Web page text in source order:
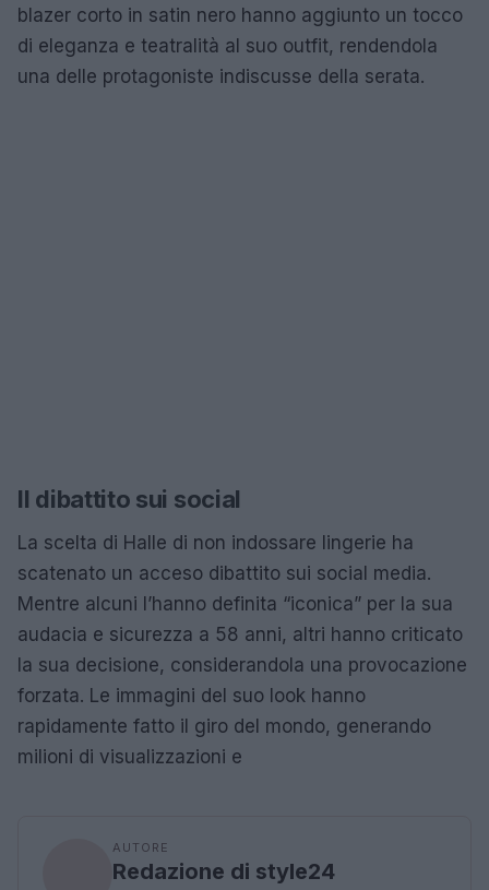
blazer corto in satin nero hanno aggiunto un tocco
di eleganza e teatralità al suo outfit, rendendola
una delle protagoniste indiscusse della serata.
Il dibattito sui social
La scelta di Halle di non indossare lingerie ha
scatenato un acceso dibattito sui social media.
Mentre alcuni l’hanno definita “iconica” per la sua
audacia e sicurezza a 58 anni, altri hanno criticato
la sua decisione, considerandola una provocazione
forzata. Le immagini del suo look hanno
rapidamente fatto il giro del mondo, generando
milioni di visualizzazioni e
AUTORE
Redazione di style24